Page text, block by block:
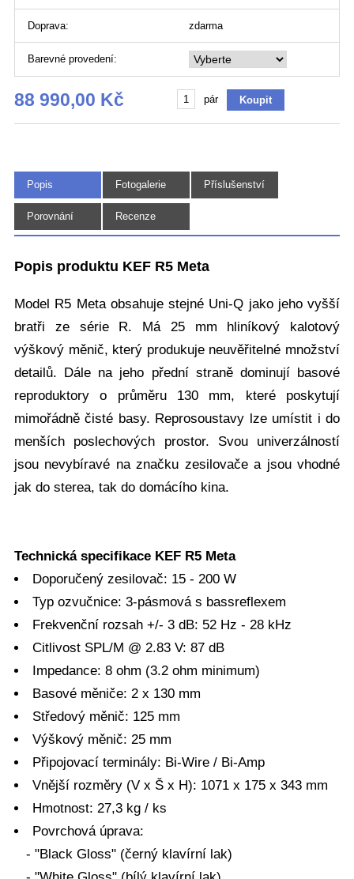
Doprava: zdarma
Barevné provedení:
88 990,00 Kč pár
Popis Fotogalerie
(8)
Příslušenství
Porovnání Recenze
Popis produktu KEF R5 Meta
Model R5 Meta obsahuje stejné Uni-Q jako jeho vyšší
bratři ze série R. Má 25 mm hliníkový kalotový
výškový měnič, který produkuje neuvěřitelné množství
detailů. Dále na jeho přední straně dominují basové
reproduktory o průměru 130 mm, které poskytují
mimořádně čisté basy. Reprosoustavy lze umístit i do
menších poslechových prostor. Svou univerzálností
jsou nevybíravé na značku zesilovače a jsou vhodné
jak do sterea, tak do domácího kina.
Technická specifikace KEF R5 Meta
Doporučený zesilovač: 15 - 200 W
Typ ozvučnice: 3-pásmová s bassreflexem
Frekvenční rozsah +/- 3 dB: 52 Hz - 28 kHz
Citlivost SPL/M @ 2.83 V: 87 dB
Impedance: 8 ohm (3.2 ohm minimum)
Basové měniče: 2 x 130 mm
Středový měnič: 125 mm
Výškový měnič: 25 mm
Připojovací terminály: Bi-Wire / Bi-Amp
Vnější rozměry (V x Š x H): 1071 x 175 x 343 mm
Hmotnost: 27,3 kg / ks
Povrchová úprava:
- "Black Gloss" (černý klavírní lak)